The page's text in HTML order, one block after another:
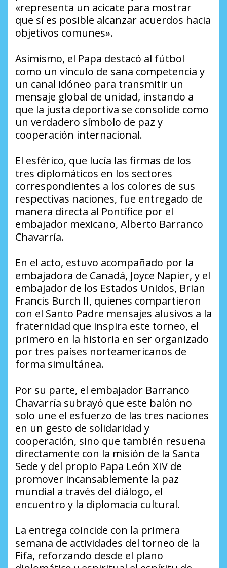
«representa un acicate para mostrar
que sí es posible alcanzar acuerdos hacia
objetivos comunes».
Asimismo, el Papa destacó al fútbol
como un vínculo de sana competencia y
un canal idóneo para transmitir un
mensaje global de unidad, instando a
que la justa deportiva se consolide como
un verdadero símbolo de paz y
cooperación internacional.
El esférico, que lucía las firmas de los
tres diplomáticos en los sectores
correspondientes a los colores de sus
respectivas naciones, fue entregado de
manera directa al Pontífice por el
embajador mexicano, Alberto Barranco
Chavarría.
En el acto, estuvo acompañado por la
embajadora de Canadá, Joyce Napier, y el
embajador de los Estados Unidos, Brian
Francis Burch II, quienes compartieron
con el Santo Padre mensajes alusivos a la
fraternidad que inspira este torneo, el
primero en la historia en ser organizado
por tres países norteamericanos de
forma simultánea.
Por su parte, el embajador Barranco
Chavarría subrayó que este balón no
solo une el esfuerzo de las tres naciones
en un gesto de solidaridad y
cooperación, sino que también resuena
directamente con la misión de la Santa
Sede y del propio Papa León XIV de
promover incansablemente la paz
mundial a través del diálogo, el
encuentro y la diplomacia cultural.
La entrega coincide con la primera
semana de actividades del torneo de la
Fifa, reforzando desde el plano